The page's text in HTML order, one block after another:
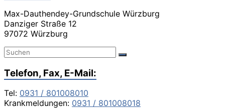
Max-Dauthendey-Grundschule Würzburg
Danziger Straße 12
97072 Würzburg
Telefon, Fax, E-Mail:
Tel: 0931 / 801008010
Krankmeldungen: 0931 / 801008018